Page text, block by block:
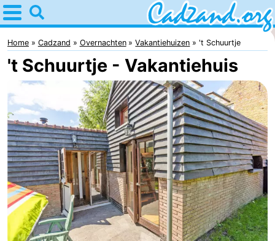
Home
Cadzand
Tips
Voor
kinderen
Overnachten
Appartementen
Campings
Hotels
Vakantiehuizen
Home Cadzand Overnachten Vakantiehuizen 't Schuurtje
't Schuurtje - Vakantiehuis